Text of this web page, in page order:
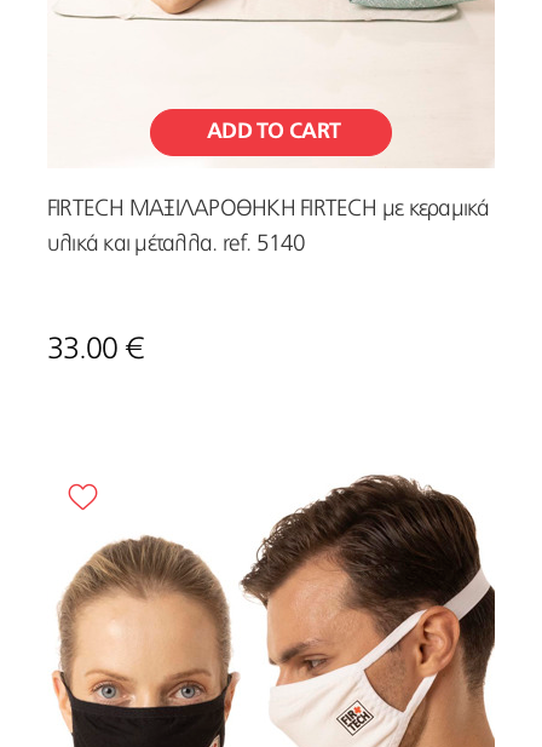
ADD TO CART
FIRTECH ΜΑΞΙΛΑΡΟΘΗΚΗ FIRTECH με κεραμικά
υλικά και μέταλλα. ref. 5140
33.00 €